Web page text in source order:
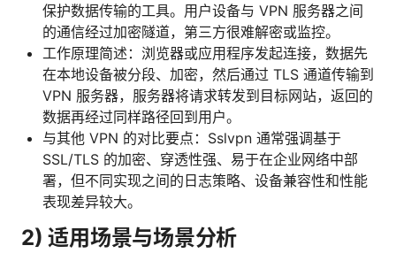
保护数据传输的工具。用户设备与 VPN 服务器之间
的通信经过加密隧道，第三方很难解密或监控。
工作原理简述：浏览器或应用程序发起连接，数据先
在本地设备被分段、加密，然后通过 TLS 通道传输到
VPN 服务器，服务器将请求转发到目标网站，返回的
数据再经过同样路径回到用户。
与其他 VPN 的对比要点：Sslvpn 通常强调基于
SSL/TLS 的加密、穿透性强、易于在企业网络中部
署，但不同实现之间的日志策略、设备兼容性和性能
表现差异较大。
2) 适用场景与场景分析